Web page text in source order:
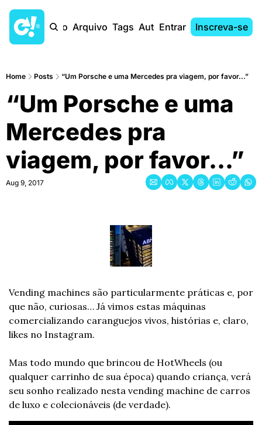
Início Arquivo Tags AutoresEntrar Inscreva-se
Home Posts “Um Porsche e uma Mercedes pra viagem, por favor...”
“Um Porsche e uma
Mercedes pra
viagem, por favor...”
Aug 9, 2017
Vending machines são particularmente práticas e, por
que não, curiosas… Já vimos estas máquinas
comercializando caranguejos vivos, histórias e, claro,
likes no Instagram.
Mas todo mundo que brincou de HotWheels (ou
qualquer carrinho de sua época) quando criança, verá
seu sonho realizado nesta vending machine de carros
de luxo e colecionáveis (de verdade).